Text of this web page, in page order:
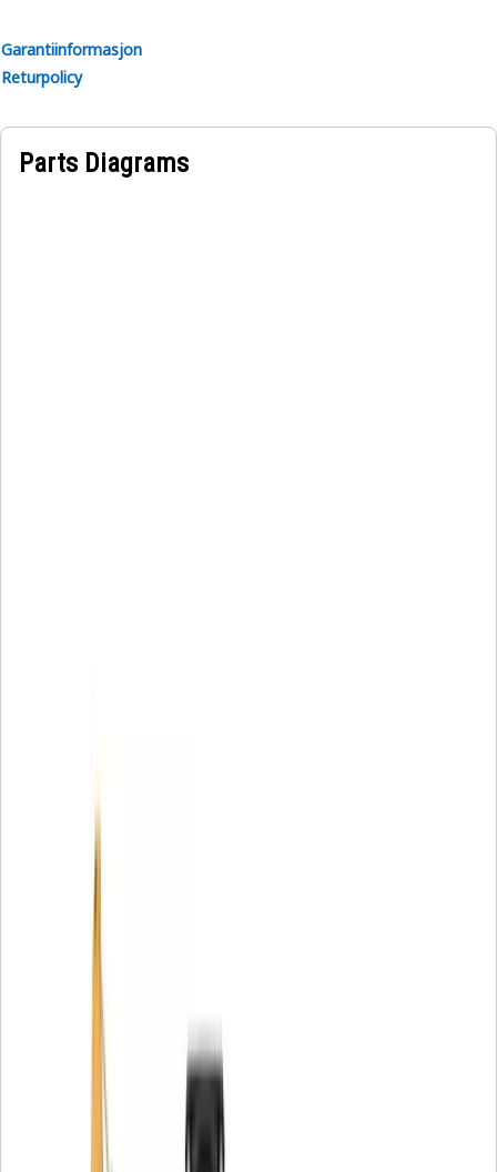
Garantiinformasjon
Returpolicy
Parts Diagrams